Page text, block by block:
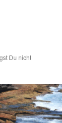
Du nicht